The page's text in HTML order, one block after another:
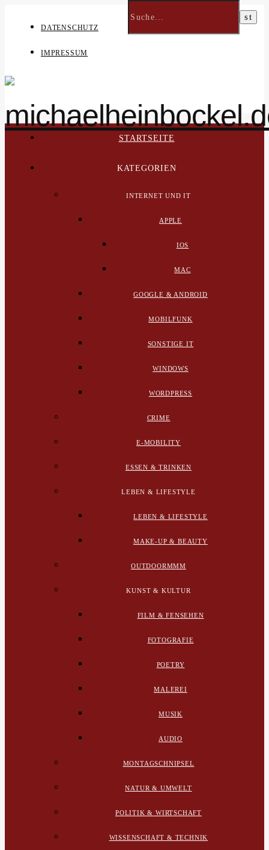
DATENSCHUTZ
IMPRESSUM
STARTSEITE
KATEGORIEN
INTERNET UND IT
APPLE
IOS
MAC
GOOGLE & ANDROID
MOBILFUNK
SONSTIGE IT
WINDOWS
WORDPRESS
CRIME
E-MOBILITY
ESSEN & TRINKEN
LEBEN & LIFESTYLE
LEBEN & LIFESTYLE
MAKE-UP & BEAUTY
OUTDOORMMM
KUNST & KULTUR
FILM & FENSEHEN
FOTOGRAFIE
POETRY
MALEREI
MUSIK
AUDIO
MONTAGSCHNIPSEL
NATUR & UMWELT
POLITIK & WIRTSCHAFT
WISSENSCHAFT & TECHNIK